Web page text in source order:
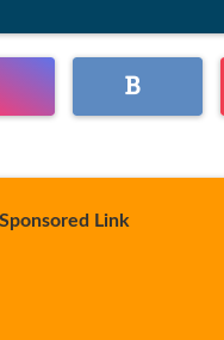
Sponsored Link